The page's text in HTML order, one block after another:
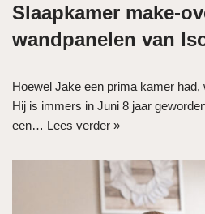
Slaapkamer make-
wandpanelen van
Hoewel Jake een prima kamer had,
Hij is immers in Juni 8 jaar
een… Lees verder »